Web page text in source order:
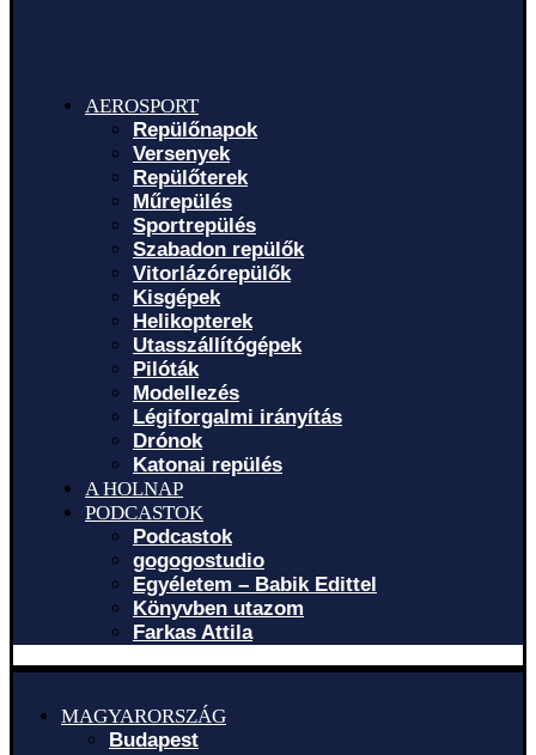
AEROSPORT
Repülőnapok
Versenyek
Repülőterek
Műrepülés
Sportrepülés
Szabadon repülők
Vitorlázórepülők
Kisgépek
Helikopterek
Utasszállítógépek
Pilóták
Modellezés
Légiforgalmi irányítás
Drónok
Katonai repülés
A HOLNAP
PODCASTOK
Podcastok
gogogostudio
Egyéletem – Babik Edittel
Könyvben utazom
Farkas Attila
MAGYARORSZÁG
Budapest